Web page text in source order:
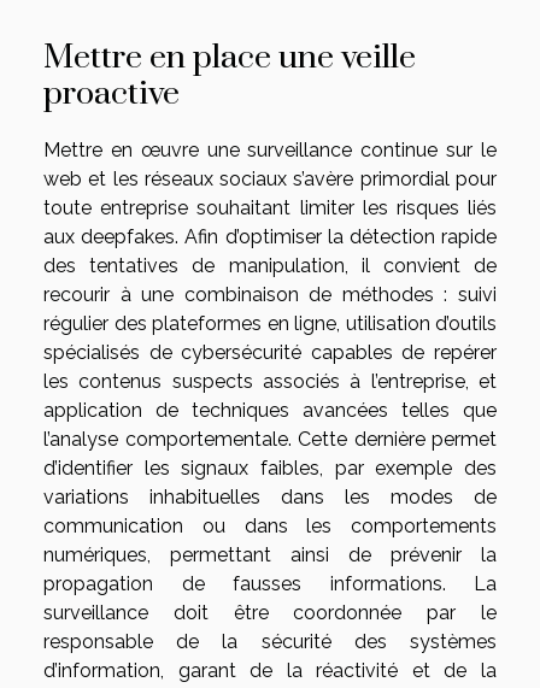
Mettre en place une veille
proactive
Mettre en œuvre une surveillance continue sur le
web et les réseaux sociaux s’avère primordial pour
toute entreprise souhaitant limiter les risques liés
aux deepfakes. Afin d’optimiser la détection rapide
des tentatives de manipulation, il convient de
recourir à une combinaison de méthodes : suivi
régulier des plateformes en ligne, utilisation d’outils
spécialisés de cybersécurité capables de repérer
les contenus suspects associés à l’entreprise, et
application de techniques avancées telles que
l’analyse comportementale. Cette dernière permet
d’identifier les signaux faibles, par exemple des
variations inhabituelles dans les modes de
communication ou dans les comportements
numériques, permettant ainsi de prévenir la
propagation de fausses informations. La
surveillance doit être coordonnée par le
responsable de la sécurité des systèmes
d’information, garant de la réactivité et de la